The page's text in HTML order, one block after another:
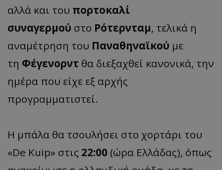
αλλά και του πορτοκαλί
συναγερμού στο Ρότερνταμ, τελικά η
αναμέτρηση του Παναθηναϊκού με
τη Φέγενορντ θα διεξαχθεί κανονικά, την
ημέρα που είχε εξ αρχής
προγραμματιστεί.
Η μπάλα θα τσουλήσει στο χορτάρι του
«De Kuip» στις 22:00 (ώρα Ελλάδας), όπως